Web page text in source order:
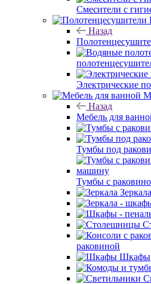
Смесители с
Назад
Электрические
Назад
Мебель для
Тумбы под
Тумбы с
Зеркала
раковиной
Шкафы